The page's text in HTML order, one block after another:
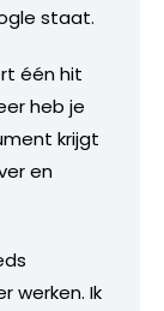
staat.
één hit
heb je
krijgt
en
werken. Ik